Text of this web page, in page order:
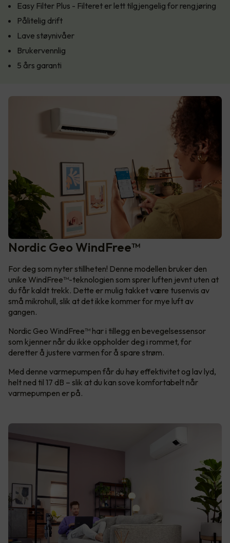
Easy Filter Plus - Filteret er lett tilgjengelig for rengjøring
Pålitelig drift
Lave støynivåer
Brukervennlig
5 års garanti
Nordic Geo WindFree™
For deg som nyter stillheten! Denne modellen bruker den
unike WindFree™-teknologien som sprer luften jevnt uten at
du får kaldt trekk. Dette er mulig takket være tusenvis av
små mikrohull, slik at det ikke kommer for mye luft av
gangen.
Nordic Geo WindFree™ har i tillegg en bevegelsessensor
som kjenner når du ikke oppholder deg i rommet, for
deretter å justere varmen for å spare strøm.
Med denne varmepumpen får du høy effektivitet og lav lyd,
helt ned til 17 dB – slik at du kan sove komfortabelt når
varmepumpen er på.